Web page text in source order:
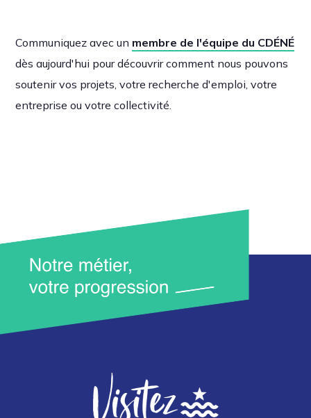
Communiquez avec un membre de l'équipe du CDÉNÉ
dès aujourd'hui pour découvrir comment nous pouvons
soutenir vos projets, votre recherche d'emploi, votre
entreprise ou votre collectivité.